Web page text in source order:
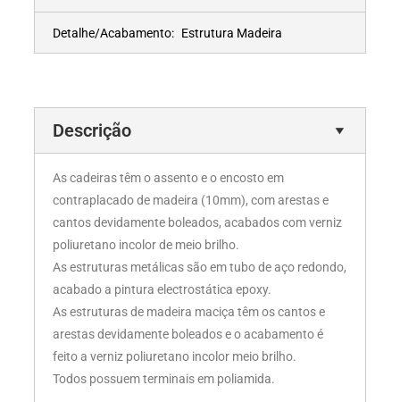
Detalhe/Acabamento: Estrutura Madeira
Descrição
As cadeiras têm o assento e o encosto em
contraplacado de madeira (10mm), com arestas e
cantos devidamente boleados, acabados com verniz
poliuretano incolor de meio brilho.
As estruturas metálicas são em tubo de aço redondo,
acabado a pintura electrostática epoxy.
As estruturas de madeira maciça têm os cantos e
arestas devidamente boleados e o acabamento é
feito a verniz poliuretano incolor meio brilho.
Todos possuem terminais em poliamida.